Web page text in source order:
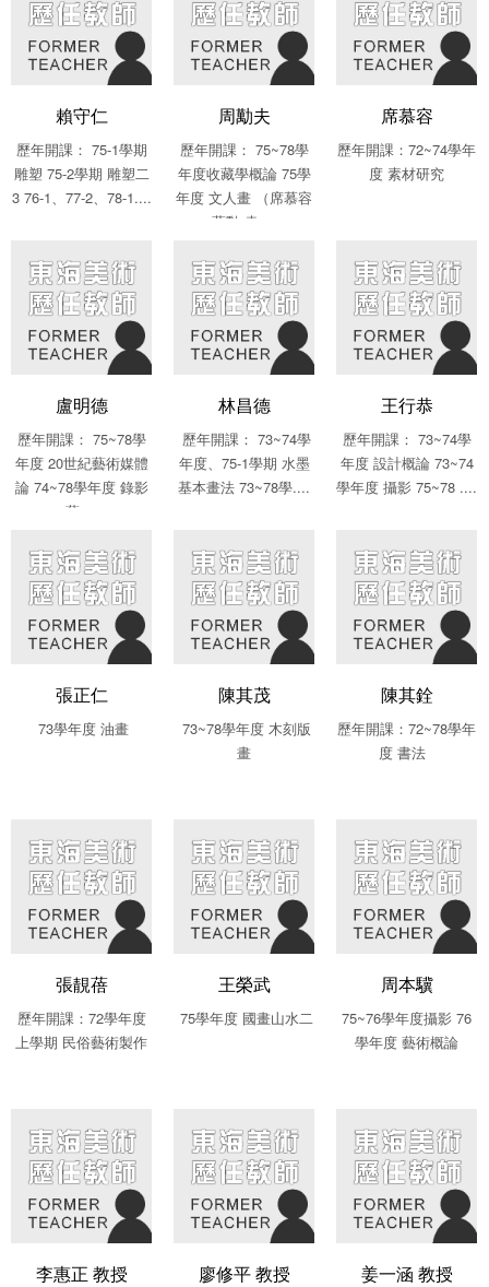
賴守仁
歷年開課： 75-1學期
雕塑 75-2學期 雕塑二
3 76-1、77-2、78-1....
周勱夫
歷年開課： 75~78學
年度收藏學概論 75學
年度 文人畫 （席慕容
蔣勳 袁....
席慕容
歷年開課：72~74學年
度 素材研究
盧明德
歷年開課： 75~78學
年度 20世紀藝術媒體
論 74~78學年度 錄影
藝....
林昌德
歷年開課： 73~74學
年度、75-1學期 水墨
基本畫法 73~78學....
王行恭
歷年開課： 73~74學
年度 設計概論 73~74
學年度 攝影 75~78 ....
張正仁
73學年度 油畫
陳其茂
73~78學年度 木刻版
畫
陳其銓
歷年開課：72~78學年
度 書法
張靚蓓
歷年開課：72學年度
上學期 民俗藝術製作
王榮武
75學年度 國畫山水二
周本驥
75~76學年度攝影 76
學年度 藝術概論
李惠正 教授 廖修平 教授 姜一涵 教授